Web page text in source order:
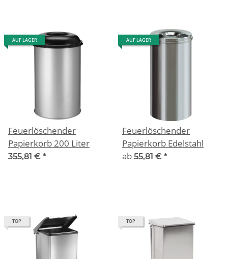
AUF LAGER
Feuerlöschender
Papierkorb 200 Liter
355,81 € *
AUF LAGER
Feuerlöschender
Papierkorb Edelstahl
ab 55,81 € *
TOP TOP